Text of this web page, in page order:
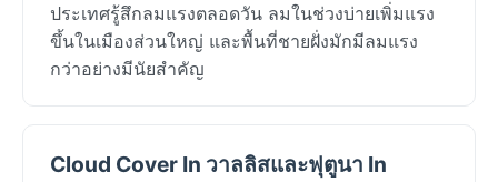
ประเทศรู้สึกลมแรงตลอดวัน ลมในช่วงบ่ายเพิ่มแรง
ขึ้นในเมืองส่วนใหญ่ และพื้นที่ชายฝั่งมักมีลมแรง
กว่าอย่างมีนัยสำคัญ
Cloud Cover In วาลลิสและฟุตูนา In